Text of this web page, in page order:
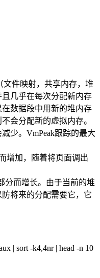
文件映射，共享内存，堆
几乎在每次分配新内存
数据段中用新的堆内存
会分配新的虚拟内存。
少。VmPeak跟踪的最大
增加，随着将页面调出
分而增长。由于当前的堆
将来的分配需要它，它
| sort -k4,4nr | head -n 10